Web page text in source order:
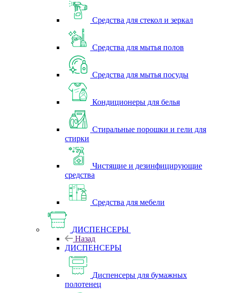
Средства для стекол и зеркал
Средства для мытья полов
Средства для мытья посуды
Кондиционеры для белья
Стиральные порошки и гели для
стирки
Чистящие и дезинфицирующие
средства
Средства для мебели
ДИСПЕНСЕРЫ
Назад
ДИСПЕНСЕРЫ
Диспенсеры для бумажных
полотенец